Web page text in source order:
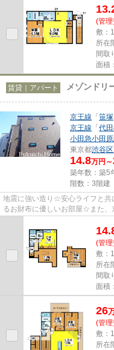
(管
敷：
所在
間取
面積
賃貸｜アパート メゾンドリ
京王線 「笹塚
京王線 「代
小田急小田
東京都渋谷区
14.8万円～
築年数：築5
階数：3階建
地震に強い造り☆安心ライフと共
るお財布に優しいお部屋☆また、
通勤やお出かけも楽ちんです♪素...
(管
敷：
所在
間取
面積
26
(管
敷：
所在